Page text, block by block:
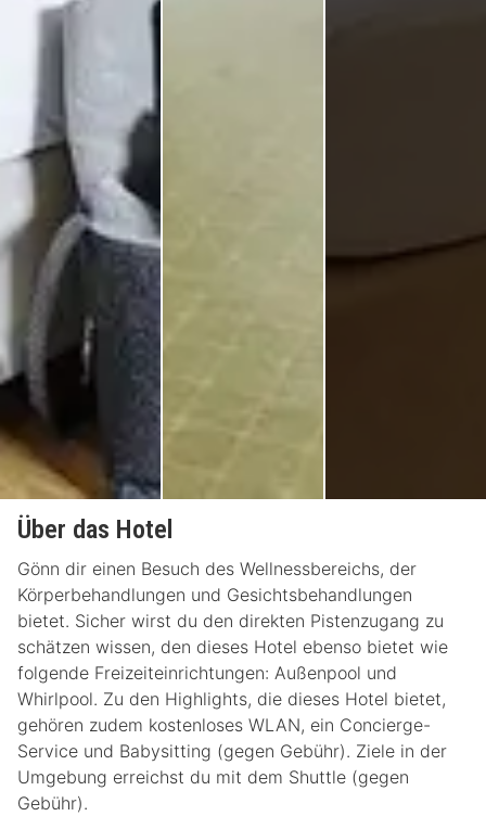
Über das Hotel
Gönn dir einen Besuch des Wellnessbereichs, der
Körperbehandlungen und Gesichtsbehandlungen
bietet. Sicher wirst du den direkten Pistenzugang zu
schätzen wissen, den dieses Hotel ebenso bietet wie
folgende Freizeiteinrichtungen: Außenpool und
Whirlpool. Zu den Highlights, die dieses Hotel bietet,
gehören zudem kostenloses WLAN, ein Concierge-
Service und Babysitting (gegen Gebühr). Ziele in der
Umgebung erreichst du mit dem Shuttle (gegen
Gebühr).